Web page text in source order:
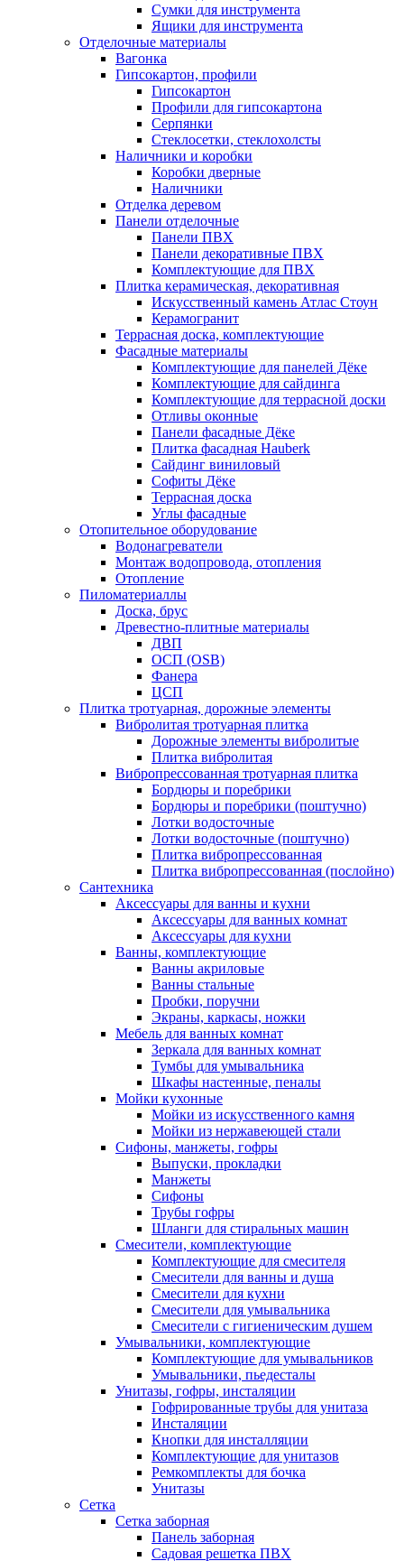
Сумки для инструмента
Ящики для инструмента
Отделочные материалы
Вагонка
Гипсокартон, профили
Гипсокартон
Профили для гипсокартона
Серпянки
Стеклосетки, стеклохолсты
Наличники и коробки
Коробки дверные
Наличники
Отделка деревом
Панели отделочные
Панели ПВХ
Панели декоративные ПВХ
Комплектующие для ПВХ
Плитка керамическая, декоративная
Искусственный камень Атлас Стоун
Керамогранит
Террасная доска, комплектующие
Фасадные материалы
Комплектующие для панелей Дёке
Комплектующие для сайдинга
Комплектующие для террасной доски
Отливы оконные
Панели фасадные Дёке
Плитка фасадная Hauberk
Сайдинг виниловый
Софиты Дёке
Террасная доска
Углы фасадные
Отопительное оборудование
Водонагреватели
Монтаж водопровода, отопления
Отопление
Пиломатериаллы
Доска, брус
Древестно-плитные материалы
ДВП
ОСП (OSB)
Фанера
ЦСП
Плитка тротуарная, дорожные элементы
Вибролитая тротуарная плитка
Дорожные элементы вибролитые
Плитка вибролитая
Вибропрессованная тротуарная плитка
Бордюры и поребрики
Бордюры и поребрики (поштучно)
Лотки водосточные
Лотки водосточные (поштучно)
Плитка вибропрессованная
Плитка вибропрессованная (послойно)
Сантехника
Аксессуары для ванны и кухни
Аксессуары для ванных комнат
Аксессуары для кухни
Ванны, комплектующие
Ванны акриловые
Ванны стальные
Пробки, поручни
Экраны, каркасы, ножки
Мебель для ванных комнат
Зеркала для ванных комнат
Тумбы для умывальника
Шкафы настенные, пеналы
Мойки кухонные
Мойки из искусственного камня
Мойки из нержавеющей стали
Сифоны, манжеты, гофры
Выпуски, прокладки
Манжеты
Сифоны
Трубы гофры
Шланги для стиральных машин
Смесители, комплектующие
Комплектующие для смесителя
Смесители для ванны и душа
Смесители для кухни
Смесители для умывальника
Смесители с гигиеническим душем
Умывальники, комплектующие
Комплектующие для умывальников
Умывальники, пьедесталы
Унитазы, гофры, инсталяции
Гофрированные трубы для унитаза
Инсталяции
Кнопки для инсталляции
Комплектующие для унитазов
Ремкомплекты для бочка
Унитазы
Сетка
Сетка заборная
Панель заборная
Садовая решетка ПВХ